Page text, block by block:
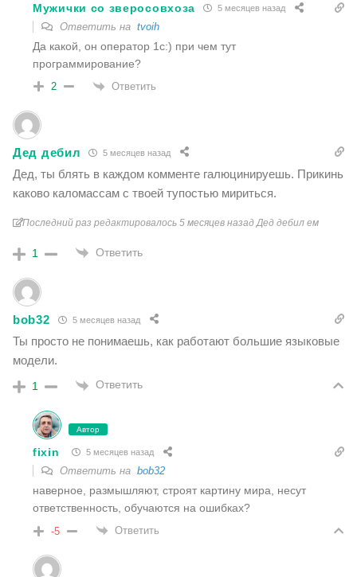
Мужички со зверосовхоза 5 месяцев назад
Ответить на tvoih
Да какой, он оператор 1с:) при чем тут
программирование?
2 Ответить
Дед дебил 5 месяцев назад
Дед, ты блять в каждом комменте галюцинируешь. Прикинь
каково каломассам с твоей тупостью мириться.
Последний раз редактировалось 5 месяцев назад Дед дебил ем
1 Ответить
bob32 5 месяцев назад
Ты просто не понимаешь, как работают большие языковые
модели.
1 Ответить
Автор
fixin 5 месяцев назад
Ответить на bob32
наверное, размышляют, строят картину мира, несут
ответственность, обучаются на ошибках?
-5 Ответить